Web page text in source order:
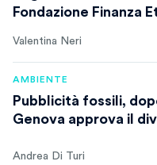
Fondazione Finanza
Valentina Neri
AMBIENTE
Pubblicità fossili,
Genova approva il
Andrea Di Turi